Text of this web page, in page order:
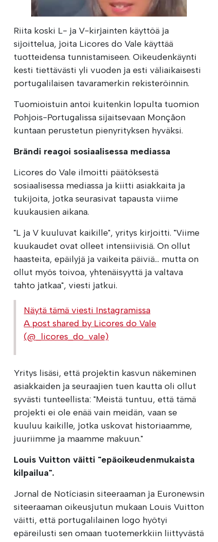
00:30
Riita koski L- ja V-kirjainten käyttöä ja
sijoittelua, joita Licores do Vale käyttää
tuotteidensa tunnistamiseen. Oikeudenkäynti
kesti tiettävästi yli vuoden ja esti väliaikaisesti
portugalilaisen tavaramerkin rekisteröinnin.
Tuomioistuin antoi kuitenkin lopulta tuomion
Pohjois-Portugalissa sijaitsevaan Monçãon
kuntaan perustetun pienyrityksen hyväksi.
Brändi reagoi sosiaalisessa mediassa
Licores do Vale ilmoitti päätöksestä
sosiaalisessa mediassa ja kiitti asiakkaita ja
tukijoita, jotka seurasivat tapausta viime
kuukausien aikana.
"L ja V kuuluvat kaikille", yritys kirjoitti. "Viime
kuukaudet ovat olleet intensiivisiä. On ollut
haasteita, epäilyjä ja vaikeita päiviä... mutta on
ollut myös toivoa, yhtenäisyyttä ja valtava
tahto jatkaa", viesti jatkui.
Näytä tämä viesti Instagramissa
A post shared by Licores do Vale
(@_licores_do_vale)
Yritys lisäsi, että projektin kasvun näkeminen
asiakkaiden ja seuraajien tuen kautta oli ollut
syvästi tunteellista: "Meistä tuntuu, että tämä
projekti ei ole enää vain meidän, vaan se
kuuluu kaikille, jotka uskovat historiaamme,
juuriimme ja maamme makuun."
Louis Vuitton väitti "epäoikeudenmukaista
kilpailua".
Jornal de Notíciasin siteeraaman ja Euronewsin
siteeraaman oikeusjutun mukaan Louis Vuitton
väitti, että portugalilainen logo hyötyi
epäreilusti sen omaan tuotemerkkiin liittyvästä